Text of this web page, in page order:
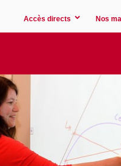
Accès directs Nos